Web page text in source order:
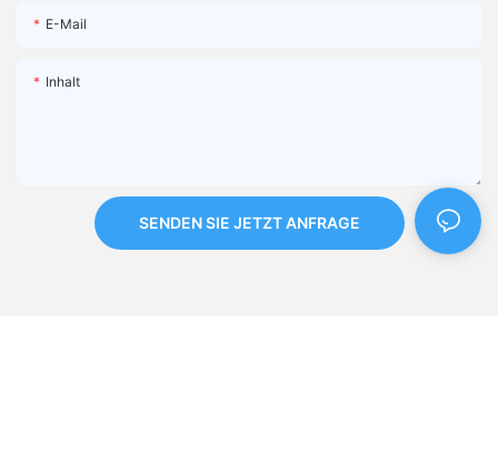
E-Mail
Inhalt
SENDEN SIE JETZT ANFRAGE